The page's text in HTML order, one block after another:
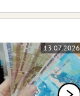
13.07.2026